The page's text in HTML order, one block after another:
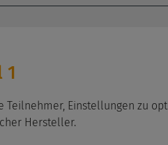
1
Einstellungen zu
Hersteller.